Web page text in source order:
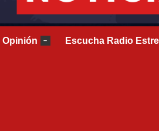
Opinión – Escucha Radio